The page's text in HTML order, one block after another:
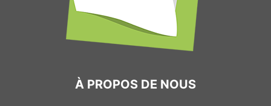
À PROPOS DE NOUS